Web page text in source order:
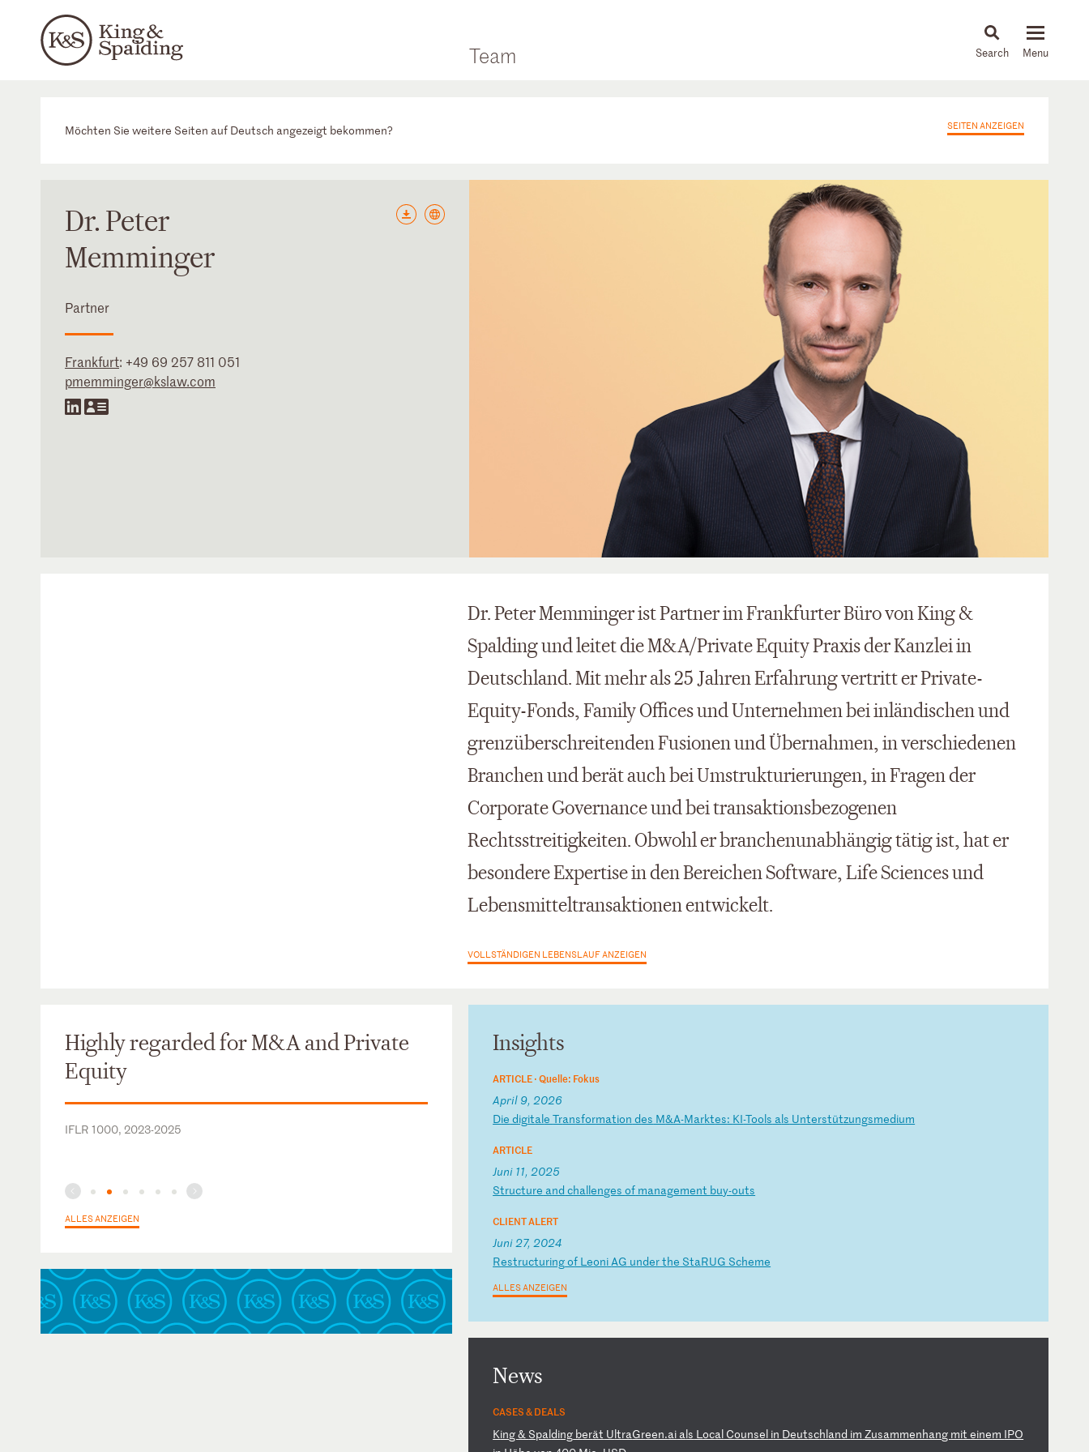
Team News & Insights
Möchten Sie weitere Seiten auf Deutsch angezeigt bekommen? SEITEN ANZEIGEN
Dr. Peter
Memminger
Partner
Frankfurt: +49 69 257 811 051
pmemminger@kslaw.com
Dr. Peter Memminger ist Partner im Frankfurter Büro von King &
Spalding und leitet die M&A/Private Equity Praxis der Kanzlei in
Deutschland. Mit mehr als 25 Jahren Erfahrung vertritt er Private-
Equity-Fonds, Family Offices und Unternehmen bei inländischen und
grenzüberschreitenden Fusionen und Übernahmen, in verschiedenen
Branchen und berät auch bei Umstrukturierungen, in Fragen der
Corporate Governance und bei transaktionsbezogenen
Rechtsstreitigkeiten. Obwohl er branchenunabhängig tätig ist, hat er
besondere Expertise in den Bereichen Software, Life Sciences und
Lebensmitteltransaktionen entwickelt.
VOLLSTÄNDIGEN LEBENSLAUF ANZEIGEN
Highly regarded for M&A and Private
Equity
IFLR 1000, 2023-2025
ALLES ANZEIGEN
Insights
ARTICLE ·Quelle: Fokus
April 9, 2026
Die digitaleTransformation des M&A-Marktes: KI-Tools als Unterstützungsmedium
ARTICLE
Juni 11, 2025
Structure and challengesof management buy-outs
CLIENT ALERT
Juni 27, 2024
Restructuringof LeoniAG underthe StaRUG Scheme
ALLES ANZEIGEN
News
CASES & DEALS
King& Spalding berät UltraGreen.ai als Local Counsel in Deutschland im Zusammenhang miteinem IPO